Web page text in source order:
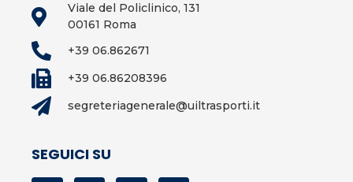
Viale del Policlinico, 131
00161 Roma
+39 06.862671
+39 06.86208396
segreteriagenerale@uiltrasporti.it
SEGUICI SU